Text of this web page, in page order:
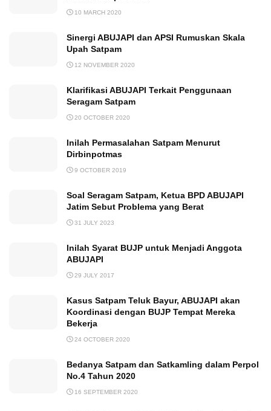
10 MARCH 2020
Sinergi ABUJAPI dan APSI Rumuskan Skala
Upah Satpam
12 NOVEMBER 2020
Klarifikasi ABUJAPI Terkait Penggunaan
Seragam Satpam
20 OCTOBER 2020
Inilah Permasalahan Satpam Menurut
Dirbinpotmas
9 OCTOBER 2019
Soal Seragam Satpam, Ketua BPD ABUJAPI
Jatim Sebut Problema yang Berat
31 JULY 2023
Inilah Syarat BUJP untuk Menjadi Anggota
ABUJAPI
29 JULY 2017
Kasus Satpam Teluk Bayur, ABUJAPI akan
Koordinasi dengan BUJP Tempat Mereka
Bekerja
24 OCTOBER 2020
Bedanya Satpam dan Satkamling dalam Perpol
No.4 Tahun 2020
16 SEPTEMBER 2020